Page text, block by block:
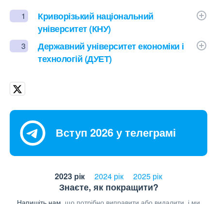
1
Криворізький національний
університет (КНУ)
3
Державний університет економіки і
технологій (ДУЕТ)
Вступ 2026 у телеграмі
2023 рік 2024 рік 2025 рік
Знаєте, як покращити?
Напишіть нам, що потрібно виправити або видалити, і ми